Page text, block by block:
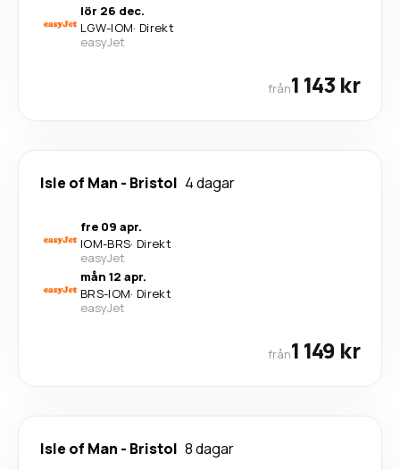
lör 26 dec.
LGW-IOM· Direkt
easyJet
från1 143 kr
Isle of Man - Bristol 4 dagar
fre 09 apr.
IOM-BRS· Direkt
easyJet
mån 12 apr.
BRS-IOM· Direkt
easyJet
från1 149 kr
Isle of Man - Bristol 8 dagar